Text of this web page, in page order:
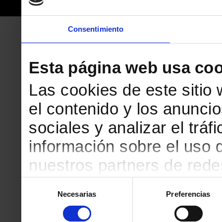
Consentimiento
Esta página web usa
Las cookies de este sitio
el contenido y los
sociales y analizar el
información sobre el uso
nuestros partners de
que les haya
consentimiento
Necesarias Preferencias